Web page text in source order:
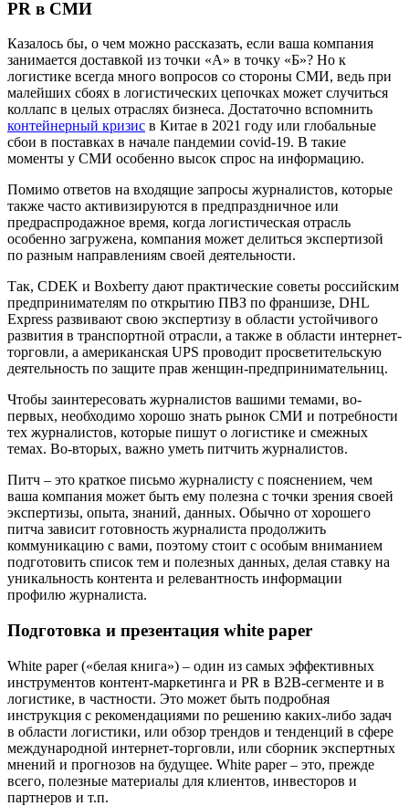
PR в СМИ
Казалось бы, о чем можно рассказать, если ваша компания
занимается доставкой из точки «А» в точку «Б»? Но к
логистике всегда много вопросов со стороны СМИ, ведь при
малейших сбоях в логистических цепочках может случиться
коллапс в целых отраслях бизнеса. Достаточно вспомнить
контейнерный кризис в Китае в 2021 году или глобальные
сбои в поставках в начале пандемии covid-19. В такие
моменты у СМИ особенно высок спрос на информацию.
Помимо ответов на входящие запросы журналистов, которые
также часто активизируются в предпраздничное или
предраспродажное время, когда логистическая отрасль
особенно загружена, компания может делиться экспертизой
по разным направлениям своей деятельности.
Так, CDEK и Boxberry дают практические советы российским
предпринимателям по открытию ПВЗ по франшизе, DHL
Express развивают свою экспертизу в области устойчивого
развития в транспортной отрасли, а также в области интернет-
торговли, а американская UPS проводит просветительскую
деятельность по защите прав женщин-предпринимательниц.
Чтобы заинтересовать журналистов вашими темами, во-
первых, необходимо хорошо знать рынок СМИ и потребности
тех журналистов, которые пишут о логистике и смежных
темах. Во-вторых, важно уметь питчить журналистов.
Питч – это краткое письмо журналисту с пояснением, чем
ваша компания может быть ему полезна с точки зрения своей
экспертизы, опыта, знаний, данных. Обычно от хорошего
питча зависит готовность журналиста продолжить
коммуникацию с вами, поэтому стоит с особым вниманием
подготовить список тем и полезных данных, делая ставку на
уникальность контента и релевантность информации
профилю журналиста.
Подготовка и презентация white paper
White paper («белая книга») – один из самых эффективных
инструментов контент-маркетинга и PR в B2B-сегменте и в
логистике, в частности. Это может быть подробная
инструкция с рекомендациями по решению каких-либо задач
в области логистики, или обзор трендов и тенденций в сфере
международной интернет-торговли, или сборник экспертных
мнений и прогнозов на будущее. White paper – это, прежде
всего, полезные материалы для клиентов, инвесторов и
партнеров и т.п.